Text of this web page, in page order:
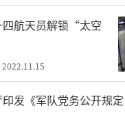
用国有企业闲置
地，“井陉智造
久乐瑞丰汽车安
掌握汽车安全气
自主知识产权并实
四航天员解锁“太空
2022.11.15
发《军队党务公开规定